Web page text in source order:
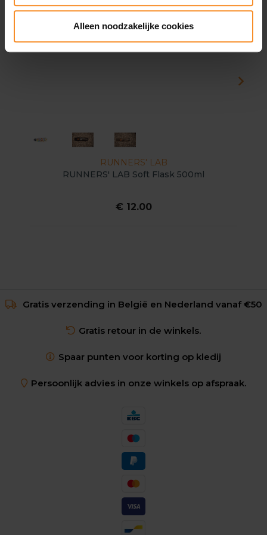
Alleen noodzakelijke cookies
RUNNERS' LAB
RUNNERS' LAB Soft Flask 500ml
€ 12.00
Gratis verzending in België en Nederland vanaf €50
Gratis retour in de winkels.
Spaar punten voor korting op kledij
Persoonlijk advies in onze winkels op afspraak.